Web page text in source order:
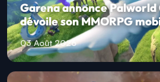
Garena annonce Palworld
dévoile son MMORPG
03 Août 2026